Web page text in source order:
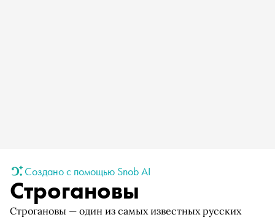
Создано с помощью Snob AI
Строгановы
Строгановы — один из самых известных русских